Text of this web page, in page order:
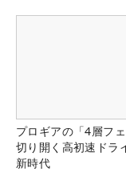
プロギアの「4層フ
切り開く高初速ドラ
新時代